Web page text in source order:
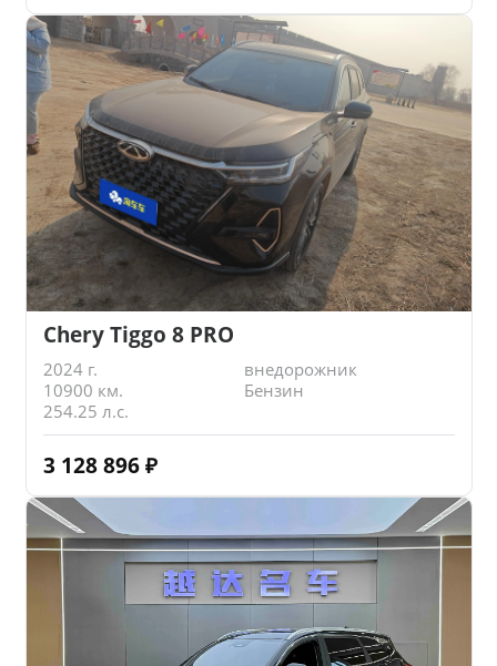
Chery Tiggo 8 PRO
2024 г.
внедорожник
10900 км.
Бензин
254.25 л.с.
3 128 896 ₽